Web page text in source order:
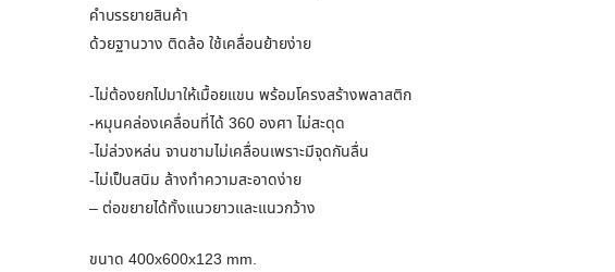
คำบรรยายสินค้า
ด้วยฐานวาง ติดล้อ ใช้เคลื่อนย้ายง่าย
-ไม่ต้องยกไปมาให้เมื้อยแขน พร้อมโครงสร้างพลาสติก
-หมุนคล่องเคลื่อนที่ได้ 360 องศา ไม่สะดุด
-ไม่ล่วงหล่น จานชามไม่เคลื่อนเพราะมีจุดกันลื่น
-ไม่เป็นสนิม ล้างทำความสะอาดง่าย
– ต่อขยายได้ทั้งแนวยาวและแนวกว้าง
ขนาด 400x600x123 mm.